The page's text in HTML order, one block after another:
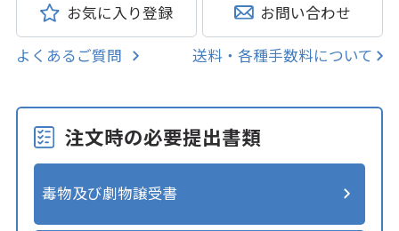
お気に入り登録 お問い合わせ
よくあるご質問 送料・各種手数料について
注文時の必要提出書類
毒物及び劇物譲受書